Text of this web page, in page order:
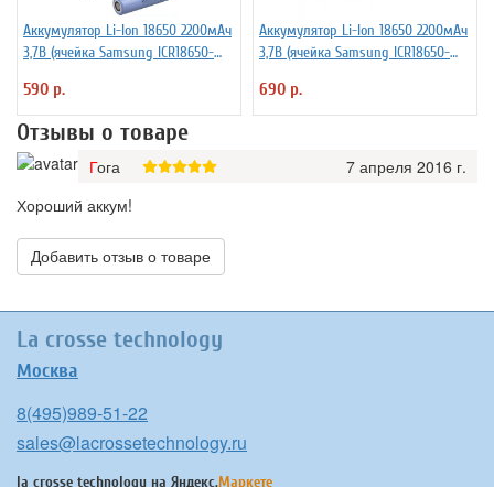
Аккумулятор Li-Ion 18650 2200мАч
3,7В (ячейка Samsung ICR18650-
590 р.
Аккумулятор Li-Ion 18650 2200мАч
3,7В (ячейка Samsung ICR18650-
690 р.
Отзывы о товаре
Гога
7 апреля 2016 г.
Хороший аккум!
Добавить отзыв о товаре
La crosse technology
Москва
8(495)989-51-22
sales@lacrossetechnology.ru
la crosse technology на Яндекс.Маркете